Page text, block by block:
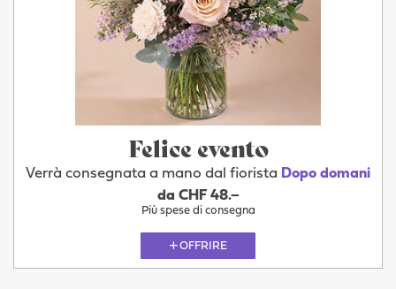
Felice evento
Verrà consegnata a mano dal fiorista Dopo domani
da CHF 48.–
Più spese di consegna
OFFRIRE